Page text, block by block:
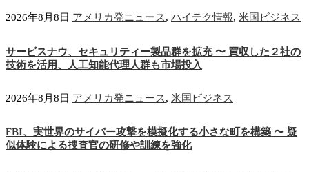
2026年8月8日 アメリカ発ニュース, ハイテク情報, 米国ビジネス
サービスナウ、セキュリティー製品群を拡充 〜 買収した２社の
技術を活用、人工知能代理人群も市場投入
2026年8月8日 アメリカ発ニュース, 米国ビジネス
FBI、実世界のサイバー攻撃を模擬化する小さな町を構築 〜 疑
似体験による捜査官の研修や訓練を強化